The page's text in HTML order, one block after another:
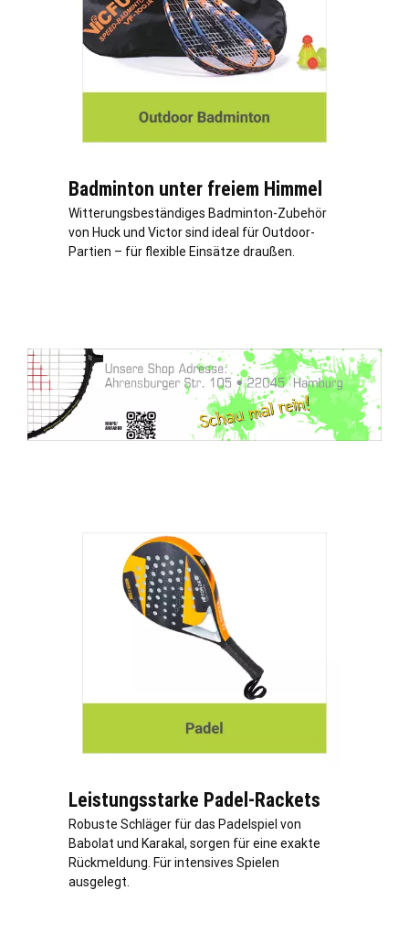
Badminton unter freiem Himmel
Witterungsbeständiges Badminton-Zubehör
von Huck und Victor sind ideal für Outdoor-
Partien – für flexible Einsätze draußen.
Leistungsstarke Padel-Rackets
Robuste Schläger für das Padelspiel von
Babolat und Karakal, sorgen für eine exakte
Rückmeldung. Für intensives Spielen
ausgelegt.